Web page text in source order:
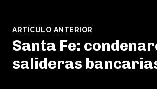
ARTÍCULO ANTERIOR
Santa Fe:
salideras